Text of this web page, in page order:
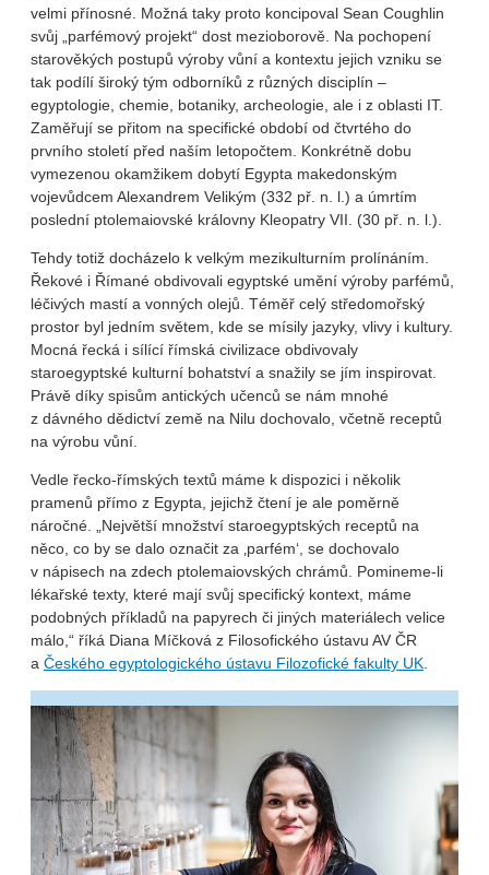
velmi přínosné. Možná taky proto koncipoval Sean Coughlin
svůj „parfémový projekt“ dost mezioborově. Na pochopení
starověkých postupů výroby vůní a kontextu jejich vzniku se
tak podílí široký tým odborníků z různých disciplín –
egyptologie, chemie, botaniky, archeologie, ale i z oblasti IT.
Zaměřují se přitom na specifické období od čtvrtého do
prvního století před naším letopočtem. Konkrétně dobu
vymezenou okamžikem dobytí Egypta makedonským
vojevůdcem Alexandrem Velikým (332 př. n. l.) a úmrtím
poslední ptolemaiovské královny Kleopatry VII. (30 př. n. l.).
Tehdy totiž docházelo k velkým mezikulturním prolínáním.
Řekové i Římané obdivovali egyptské umění výroby parfémů,
léčivých mastí a vonných olejů. Téměř celý středomořský
prostor byl jedním světem, kde se mísily jazyky, vlivy i kultury.
Mocná řecká i sílící římská civilizace obdivovaly
staroegyptské kulturní bohatství a snažily se jím inspirovat.
Právě díky spisům antických učenců se nám mnohé
z dávného dědictví země na Nilu dochovalo, včetně receptů
na výrobu vůní.
Vedle řecko-římských textů máme k dispozici i několik
pramenů přímo z Egypta, jejichž čtení je ale poměrně
náročné. „Největší množství staroegyptských receptů na
něco, co by se dalo označit za ‚parfém‘, se dochovalo
v nápisech na zdech ptolemaiovských chrámů. Pomineme-li
lékařské texty, které mají svůj specifický kontext, máme
podobných příkladů na papyrech či jiných materiálech velice
málo,“ říká Diana Míčková z Filosofického ústavu AV ČR
a Českého egyptologického ústavu Filozofické fakulty UK